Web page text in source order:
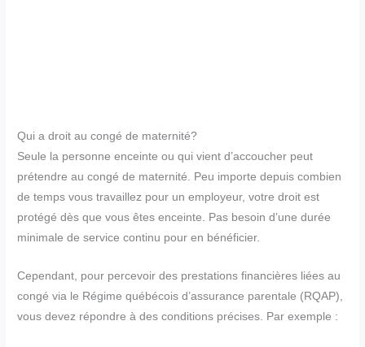
Qui a droit au congé de maternité?
Seule la personne enceinte ou qui vient d’accoucher peut
prétendre au congé de maternité. Peu importe depuis combien
de temps vous travaillez pour un employeur, votre droit est
protégé dès que vous êtes enceinte. Pas besoin d’une durée
minimale de service continu pour en bénéficier.
Cependant, pour percevoir des prestations financières liées au
congé via le Régime québécois d’assurance parentale (RQAP),
vous devez répondre à des conditions précises. Par exemple :